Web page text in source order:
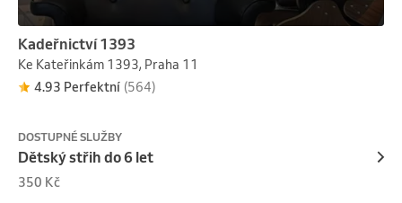
Kadeřnictví 1393
Ke Kateřinkám 1393, Praha 11
4.93 Perfektní (564)
DOSTUPNÉ SLUŽBY
Dětský střih do 6 let
350 Kč